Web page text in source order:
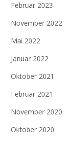
Februar 2023
November 2022
Mai 2022
Januar 2022
Oktober 2021
Februar 2021
November 2020
Oktober 2020